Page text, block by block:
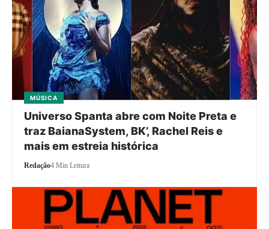
MÚSICA
Universo Spanta abre com Noite Preta e
traz BaianaSystem, BK’, Rachel Reis e
mais em estreia histórica
Redação4 Min Leitura